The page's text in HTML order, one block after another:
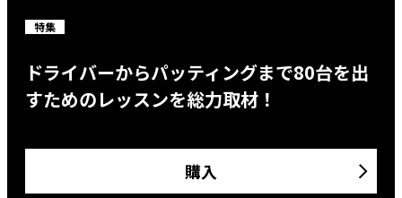
特集
ドライバーからパッティングまで80台を出
すためのレッスンを総力取材！
購入